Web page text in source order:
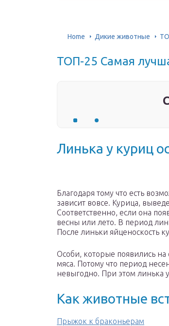
Home Дикие животные
ТОП-25 Самая
Линька у куриц
Благодаря тому что есть
зависит вовсе. Курица,
Соответственно, если она
весны или лето. В период
После линьки яйценоскость
Особи, которые появились
мяса. Потому что период
невыгодно. При этом линька
Как животные
Прыжок к браконьерам